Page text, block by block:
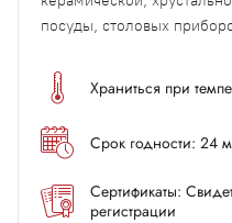
посуды, столовых
Храниться при
Срок годности: 24
Сертификаты:
регистрации